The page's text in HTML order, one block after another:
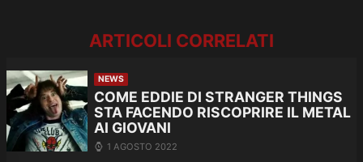
ARTICOLI CORRELATI
NEWS
COME EDDIE DI STRANGER THINGS
STA FACENDO RISCOPRIRE IL METAL
AI GIOVANI
1 AGOSTO 2022